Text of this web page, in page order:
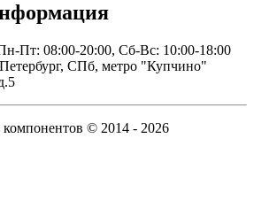
Пт: 08:00-20:00, Сб-Вс: 10:00-18:00
СПб, метро "Купчино"
© 2014 - 2026